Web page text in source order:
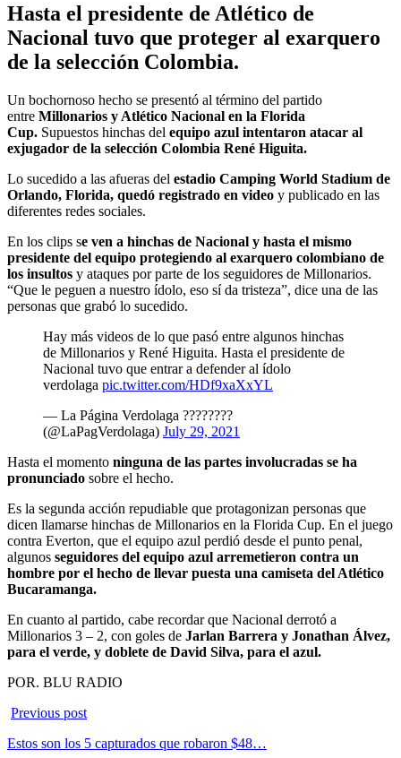
Hasta el presidente de Atlético de
Nacional tuvo que proteger al exarquero
de la selección Colombia.
Un bochornoso hecho se presentó al término del partido
entre Millonarios y Atlético Nacional en la Florida
Cup. Supuestos hinchas del equipo azul intentaron atacar al
exjugador de la selección Colombia René Higuita.
Lo sucedido a las afueras del estadio Camping World Stadium de
Orlando, Florida, quedó registrado en video y publicado en las
diferentes redes sociales.
En los clips se ven a hinchas de Nacional y hasta el mismo
presidente del equipo protegiendo al exarquero colombiano de
los insultos y ataques por parte de los seguidores de Millonarios.
“Que le peguen a nuestro ídolo, eso sí da tristeza”, dice una de las
personas que grabó lo sucedido.
Hay más videos de lo que pasó entre algunos hinchas
de Millonarios y René Higuita. Hasta el presidente de
Nacional tuvo que entrar a defender al ídolo
verdolaga pic.twitter.com/HDf9xaXxYL
— La Página Verdolaga ????????
(@LaPagVerdolaga) July 29, 2021
Hasta el momento ninguna de las partes involucradas se ha
pronunciado sobre el hecho.
Es la segunda acción repudiable que protagonizan personas que
dicen llamarse hinchas de Millonarios en la Florida Cup. En el juego
contra Everton, que el equipo azul perdió desde el punto penal,
algunos seguidores del equipo azul arremetieron contra un
hombre por el hecho de llevar puesta una camiseta del Atlético
Bucaramanga.
En cuanto al partido, cabe recordar que Nacional derrotó a
Millonarios 3 – 2, con goles de Jarlan Barrera y Jonathan Álvez,
para el verde, y doblete de David Silva, para el azul.
POR. BLU RADIO
Previous post
Estos son los 5 capturados que robaron $48…